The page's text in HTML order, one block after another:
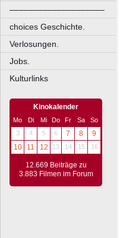
––––––––––––––––––––
choices Geschichte.
Verlosungen.
Jobs.
Kulturlinks
Kinokalender
Mo Di Mi Do Fr Sa
So
3
4 5 6 7 8
9
10
11 12 13 14 15 16
12.669 Beiträge zu
3.883 Filmen im Forum